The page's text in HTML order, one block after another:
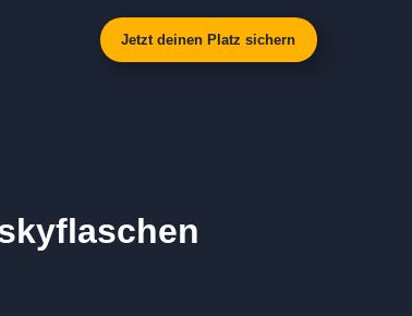
Jetzt deinen Platz sichern